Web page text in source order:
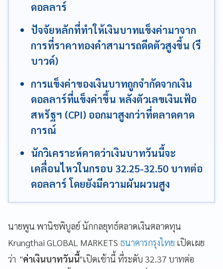
ดอลลาร์
ปัจจัยหลักที่ทำให้เงินบาทแข็งค่ามาจาก
การที่ราคาทองคำสามารถดีดตัวสูงขึ้น (รี
บาวด์)
การแข็งค่าของเงินบาทถูกจำกัดจากเงิน
ดอลลาร์ที่แข็งค่าขึ้น หลังตัวเลขเงินเฟ้อ
สหรัฐฯ (CPI) ออกมาสูงกว่าที่ตลาดคาด
การณ์
นักวิเคราะห์คาดว่าเงินบาทวันนี้จะ
เคลื่อนไหวในกรอบ 32.25-32.50 บาทต่อ
ดอลลาร์ โดยยังมีความผันผวนสูง
นายพูน พานิชพิบูลย์ นักกลยุทธ์ตลาดเงินตลาดทุน
Krungthai GLOBAL MARKETS ธนาคารกรุงไทย เปิดเผย
ว่า "ค่าเงินบาทวันนี้"เปิดเช้านี้ ที่ระดับ 32.37 บาทต่อ